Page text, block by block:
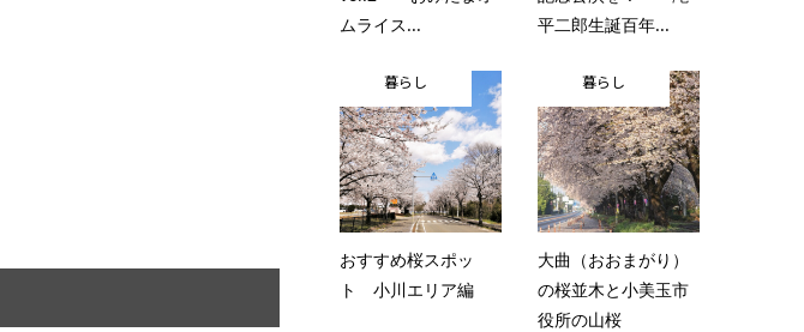
ムライス...
平二郎生誕百年...
暮らし
おすすめ桜スポッ
ト 小川エリア編
暮らし
大曲（おおまがり）
の桜並木と小美玉市
役所の山桜